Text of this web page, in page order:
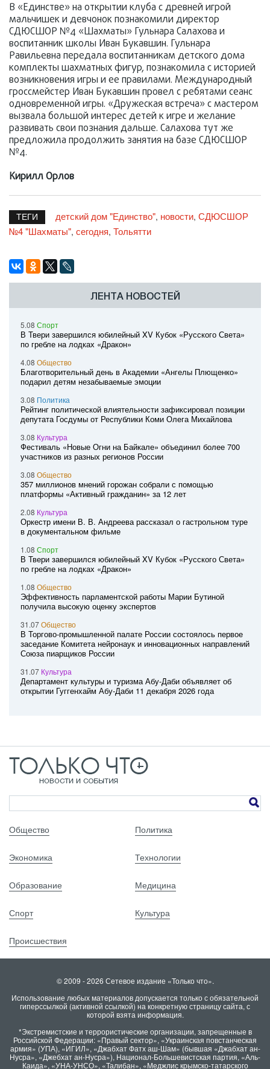
В «Единстве» на открытии клуба с древней игрой
мальчишек и девчонок познакомили директор
СДЮСШОР №4 «Шахматы» Гульнара Салахова и
воспитанник школы Иван Букавшин. Гульнара
Равильевна передала воспитанникам детского дома
комплекты шахматных фигур, познакомила с историей
возникновения игры и ее правилами. Международный
гроссмейстер Иван Букавшин провел с ребятами сеанс
одновременной игры. «Дружеская встреча» с мастером
вызвала большой интерес детей к игре и желание
развивать свои познания дальше. Салахова тут же
предложила продолжить занятия на базе СДЮСШОР
№4.
Кирилл Орлов
ТЕГИ детский дом "Единство", новости, СДЮСШОР
№4 "Шахматы", сегодня, Тольятти
ЛЕНТА НОВОСТЕЙ
5.08 Спорт
В Твери завершился юбилейный XV Кубок «Русского Света»
по гребле на лодках «Дракон»
4.08 Общество
Благотворительный день в Академии «Ангелы Плющенко»
подарил детям незабываемые эмоции
3.08 Политика
Рейтинг политической влиятельности зафиксировал позиции
депутата Госдумы от Республики Коми Олега Михайлова
3.08 Культура
Фестиваль «Новые Огни на Байкале» объединил более 700
участников из разных регионов России
3.08 Общество
357 миллионов мнений горожан собрали с помощью
платформы «Активный гражданин» за 12 лет
2.08 Культура
Оркестр имени В. В. Андреева рассказал о гастрольном туре
в документальном фильме
1.08 Спорт
В Твери завершился юбилейный XV Кубок «Русского Света»
по гребле на лодках «Дракон»
1.08 Общество
Эффективность парламентской работы Марии Бутиной
получила высокую оценку экспертов
31.07Общество
В Торгово-промышленной палате России состоялось первое
заседание Комитета нейронаук и инновационных направлений
Союза пиарщиков России
31.07 Культура
Департамент культуры и туризма Абу-Даби объявляет об
открытии Гуггенхайм Абу-Даби 11 декабря 2026 года
Общество Политика
Экономика Технологии
Образование Медицина
Спорт Культура
Происшествия
© 2009 - 2026 Сетевое издание «Только что».
Использование любых материалов допускается только с обязательной
гиперссылкой (активной ссылкой) на конкретную страницу сайта, с
которой взята информация.
*Экстремистские и террористические организации, запрещенные в
Российской Федерации: «Правый сектор», «Украинская повстанческая
армия» (УПА), «ИГИЛ», «Джабхат Фатх аш-Шам» (бывшая «Джабхат ан-
Нусра», «Джебхат ан-Нусра»), Национал-Большевистская партия, «Аль-
Каида», «УНА-УНСО», «Талибан», «Меджлис крымско-татарского